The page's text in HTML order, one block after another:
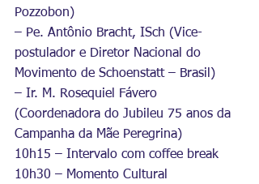
Pozzobon)
– Pe. Antônio Bracht, ISch (Vice-
postulador e Diretor Nacional do
Movimento de Schoenstatt – Brasil)
– Ir. M. Rosequiel Fávero
(Coordenadora do Jubileu 75 anos da
Campanha da Mãe Peregrina)
10h15 – Intervalo com coffee break
10h30 – Momento Cultural